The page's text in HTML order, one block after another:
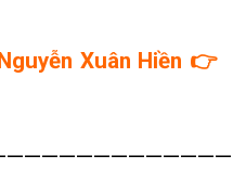
Xuân Hiền 👉